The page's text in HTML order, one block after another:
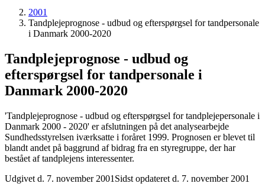
2001
Tandplejeprognose - udbud og efterspørgsel for tandpersonale
i Danmark 2000-2020
Tandplejeprognose - udbud og
efterspørgsel for tandpersonale i
Danmark 2000-2020
'Tandplejeprognose - udbud og efterspørgsel for tandplejepersonale i
Danmark 2000 - 2020' er afslutningen på det analysearbejde
Sundhedsstyrelsen iværksatte i foråret 1999. Prognosen er blevet til
blandt andet på baggrund af bidrag fra en styregruppe, der har
bestået af tandplejens interessenter.
Udgivet d. 7. november 2001 Sidst opdateret d. 7. november 2001